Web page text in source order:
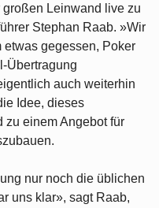
Leinwand live zu
Stephan Raab. »Wir
etwas gegessen, Poker
Übertragung
auch weiterhin
Idee, dieses
zu einem Angebot für
nur noch die üblichen
uns klar», sagt Raab,